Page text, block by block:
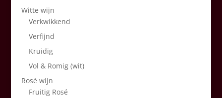
Witte wijn
Verkwikkend
Verfijnd
Kruidig
Vol & Romig (wit)
Rosé wijn
Fruitig Rosé